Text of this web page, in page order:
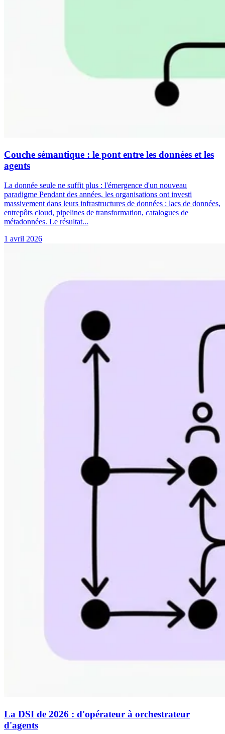
Couche sémantique : le pont entre les données et les
agents
La donnée seule ne suffit plus : l'émergence d'un nouveau
paradigme Pendant des années, les organisations ont investi
massivement dans leurs infrastructures de données : lacs de données,
entrepôts cloud, pipelines de transformation, catalogues de
métadonnées. Le résultat...
1 avril 2026
La DSI de 2026 : d'opérateur à orchestrateur
d'agents